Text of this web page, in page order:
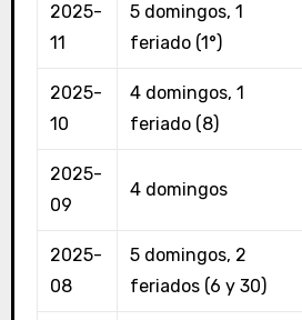
2025-
11
5 domingos, 1
feriado (1°)
2025-
10
4 domingos, 1
feriado (8)
2025-
09
4 domingos
2025-
08
5 domingos, 2
feriados (6 y 30)